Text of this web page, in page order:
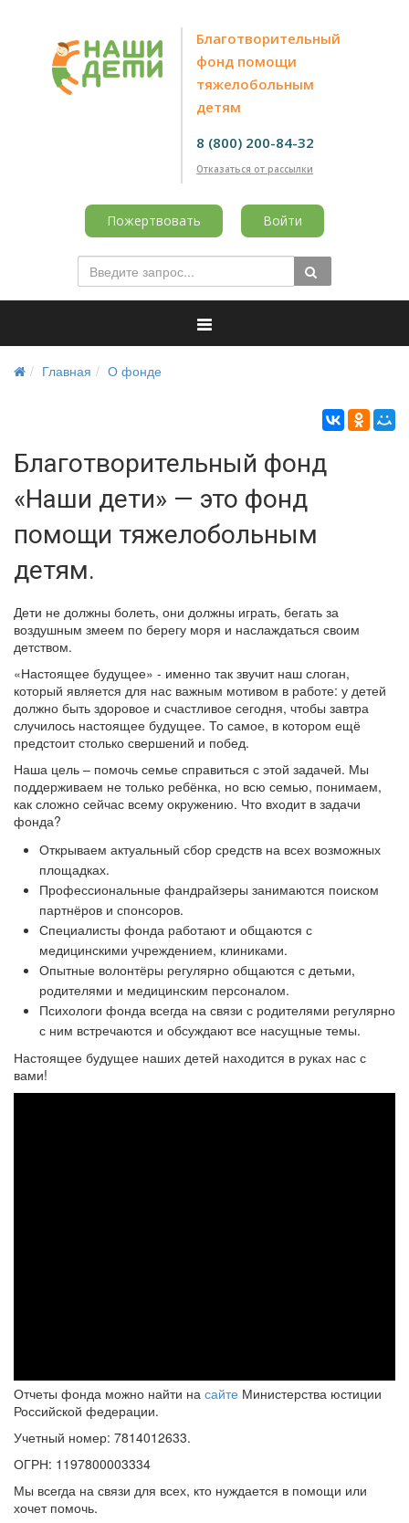
Благотворительный
фонд помощи
тяжелобольным
детям
8 (800) 200-84-32
Отказаться от рассылки
Пожертвовать Войти
Главная О фонде
Благотворительный фонд
«Наши дети» — это фонд
помощи тяжелобольным
детям.
Дети не должны болеть, они должны играть, бегать за
воздушным змеем по берегу моря и наслаждаться своим
детством.
«Настоящее будущее» - именно так звучит наш слоган,
который является для нас важным мотивом в работе: у детей
должно быть здоровое и счастливое сегодня, чтобы завтра
случилось настоящее будущее. То самое, в котором ещё
предстоит столько свершений и побед.
Наша цель – помочь семье справиться с этой задачей. Мы
поддерживаем не только ребёнка, но всю семью, понимаем,
как сложно сейчас всему окружению. Что входит в задачи
фонда?
Открываем актуальный сбор средств на всех возможных
площадках.
Профессиональные фандрайзеры занимаются поиском
партнёров и спонсоров.
Специалисты фонда работают и общаются с
медицинскими учреждением, клиниками.
Опытные волонтёры регулярно общаются с детьми,
родителями и медицинским персоналом.
Психологи фонда всегда на связи с родителями регулярно
с ним встречаются и обсуждают все насущные темы.
Настоящее будущее наших детей находится в руках нас с
вами!
Отчеты фонда можно найти на сайте Министерства юстиции
Российской федерации.
Учетный номер: 7814012633.
ОГРН: 1197800003334
Мы всегда на связи для всех, кто нуждается в помощи или
хочет помочь.